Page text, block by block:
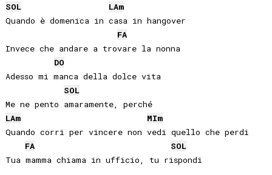
SOL
LAm
Quando è domenica in casa in hangover
FA
Invece che andare a trovare la nonna
DO
Adesso mi manca della dolce vita
SOL
Me ne pento amaramente, perché
LAm MIm
Quando corri per vincere non vedi quello che perdi
FA
SOL
Tua mamma chiama in ufficio, tu rispondi